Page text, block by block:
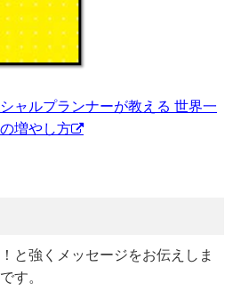
ャルプランナーが教える 世界一
増やし方
と強くメッセージをお伝えしま
す。